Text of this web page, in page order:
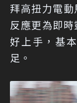
拜高扭力電
反應更為即
好上手，基
足。